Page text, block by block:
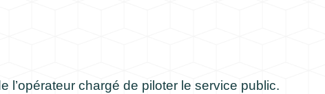
l’opérateur chargé de piloter le service public.